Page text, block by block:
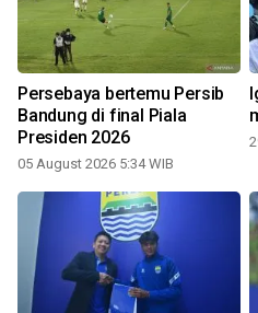
Persebaya bertemu Persib
Bandung di final Piala
Presiden 2026
05 August 2026 5:34 WIB